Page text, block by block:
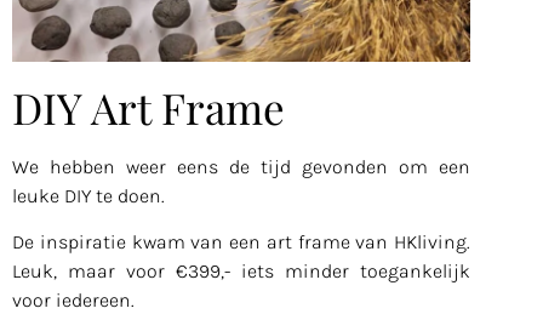
DIY Art Frame
We hebben weer eens de tijd gevonden om een
leuke DIY te doen.
De inspiratie kwam van een art frame van HKliving.
Leuk, maar voor €399,- iets minder toegankelijk
voor iedereen.